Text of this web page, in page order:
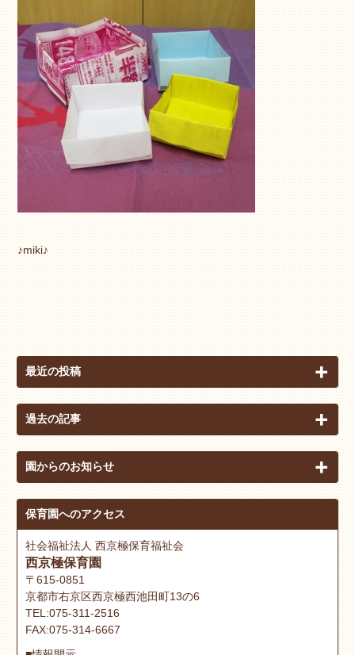
♪miki♪
最近の投稿
過去の記事
園からのお知らせ
保育園へのアクセス
社会福祉法人 西京極保育福祉会
西京極保育園
〒615-0851
京都市右京区西京極西池田町13の6
TEL:075-311-2516
FAX:075-314-6667